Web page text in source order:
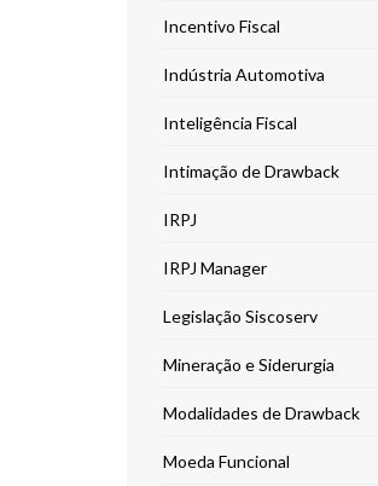
Incentivo Fiscal
Indústria Automotiva
Inteligência Fiscal
Intimação de Drawback
IRPJ
IRPJ Manager
Legislação Siscoserv
Mineração e Siderurgia
Modalidades de Drawback
Moeda Funcional